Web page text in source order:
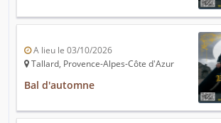
A lieu le 03/10/2026
Tallard, Provence-Alpes-Côte d'Azur
Bal d'automne